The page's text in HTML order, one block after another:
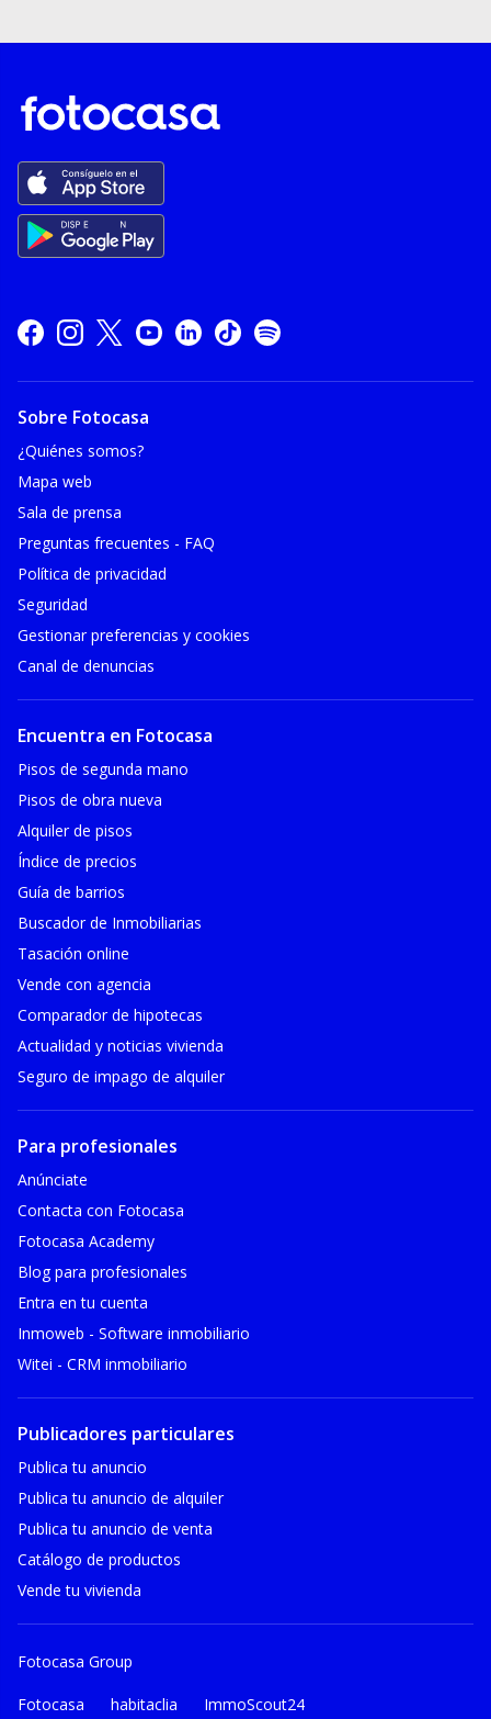
Sobre Fotocasa
¿Quiénes somos?
Mapa web
Sala de prensa
Preguntas frecuentes - FAQ
Política de privacidad
Seguridad
Gestionar preferencias y cookies
Canal de denuncias
Encuentra en Fotocasa
Pisos de segunda mano
Pisos de obra nueva
Alquiler de pisos
Índice de precios
Guía de barrios
Buscador de Inmobiliarias
Tasación online
Vende con agencia
Comparador de hipotecas
Actualidad y noticias vivienda
Seguro de impago de alquiler
Para profesionales
Anúnciate
Contacta con Fotocasa
Fotocasa Academy
Blog para profesionales
Entra en tu cuenta
Inmoweb - Software inmobiliario
Witei - CRM inmobiliario
Publicadores particulares
Publica tu anuncio
Publica tu anuncio de alquiler
Publica tu anuncio de venta
Catálogo de productos
Vende tu vivienda
Fotocasa Group
Fotocasa habitaclia ImmoScout24